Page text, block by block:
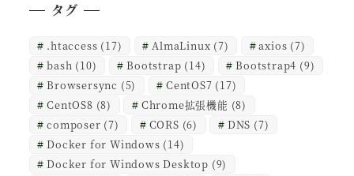
タグ
.htaccess (17) AlmaLinux (7) axios (7)
bash (10) Bootstrap (14) Bootstrap4 (9)
Browsersync (5) CentOS7 (17)
CentOS8 (8) Chrome拡張機能 (8)
composer (7) CORS (6) DNS (7)
Docker for Windows (14)
Docker for Windows Desktop (9)